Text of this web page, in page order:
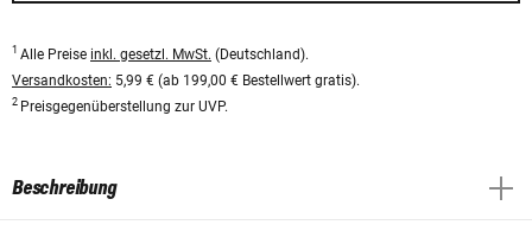
1 Alle Preise inkl. gesetzl. MwSt. (Deutschland).
Versandkosten: 5,99 € (ab 199,00 € Bestellwert gratis).
2 Preisgegenüberstellung zur UVP.
Beschreibung